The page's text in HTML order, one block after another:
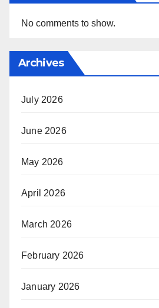
No comments to show.
Archives
July 2026
June 2026
May 2026
April 2026
March 2026
February 2026
January 2026